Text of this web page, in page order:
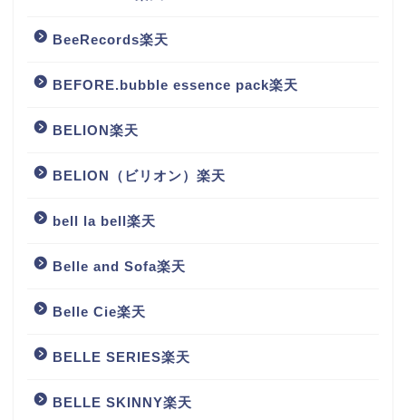
BeeRecords楽天
BEFORE.bubble essence pack楽天
BELION楽天
BELION（ビリオン）楽天
bell la bell楽天
Belle and Sofa楽天
Belle Cie楽天
BELLE SERIES楽天
BELLE SKINNY楽天